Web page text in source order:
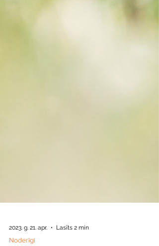
2023. g. 21. apr.